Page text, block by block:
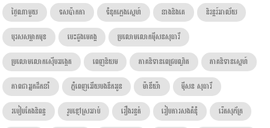
ថ្ងៃណាមួយ
ទសប៉ាកកា ទំនុកភ្លេងស្នេហ៍ នាងនិងគេ
និរន្តរ៍អាល័យ
បុរសសម្លាកមុខ
បេះដូងមេគង្គ
ប្រលោមលោកម៉ីសនសុធារី
ប្រលោមលោកស៊ើបអង្កេត
ពេញនិយម ភាគនិទានពេជ្របណ្ឌិត
ភាគនិទានស្នេហ៍
ភាពជាអ្នកដឹកនាំ
ភ្នំពេញអើយបងនឹកអូន ម៉ានីយ៉ា
ម៉ីសន សុធារី
របៀបតែងនិពន្ធ
រូបខ្មៅស្រអាប់ រឿងរន្ធត់ រៀបការសងគំនុំ រ៉េតសុភ័ក្រ